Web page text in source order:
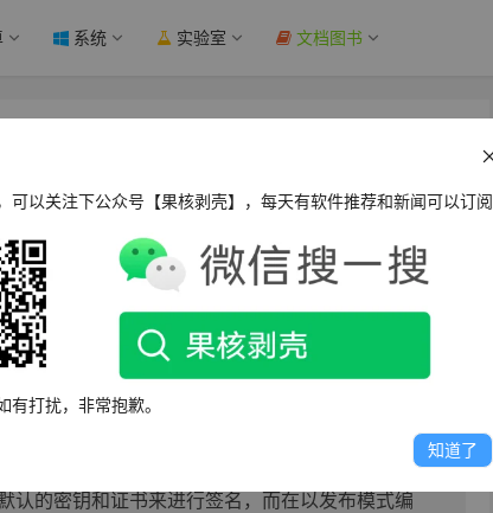
系统 实验室 文档图书
不过核心修改什么东西，好多玩家都说不清。
进行数字签名，anroid系统不会安装没有进行签
并运行，是因为在应用程序开发期间，由于是以
的密钥和证书来进行签名，而在以发布模式编
可以关注下公众号【果核剥壳】，每天有软件推荐和新闻可以订阅
有打扰，非常抱歉。
知道了